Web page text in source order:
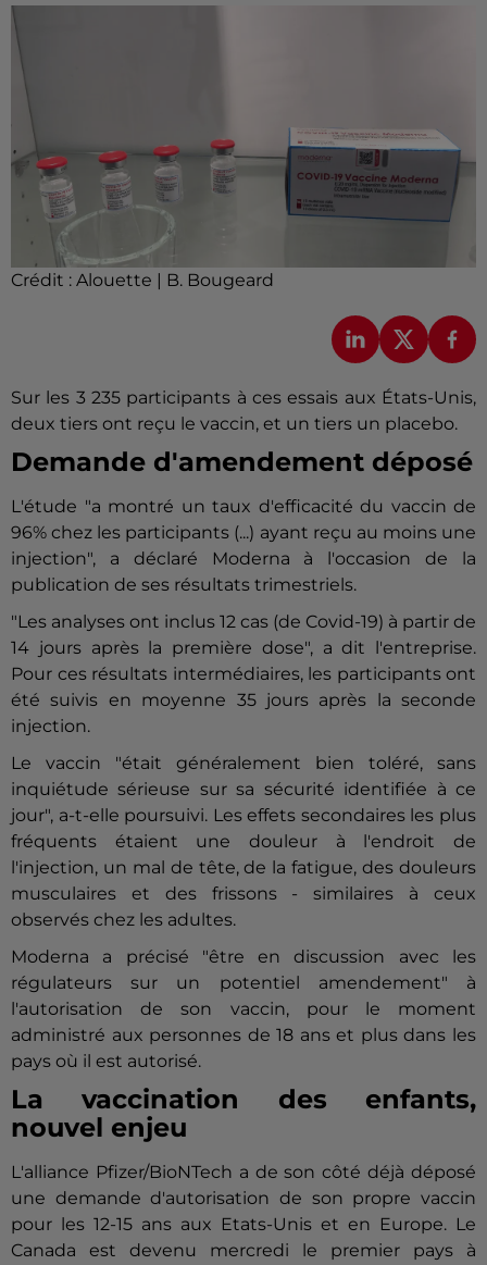
Crédit : Alouette | B. Bougeard
Sur les 3 235 participants à ces essais aux États-Unis,
deux tiers ont reçu le vaccin, et un tiers un placebo.
Demande d'amendement déposé
L'étude "a montré un taux d'efficacité du vaccin de
96% chez les participants (...) ayant reçu au moins une
injection", a déclaré
Moderna
à l'occasion de la
publication de ses résultats trimestriels.
"Les analyses ont inclus 12 cas (de Covid-19) à partir de
14 jours après la première dose", a dit l'entreprise.
Pour ces résultats intermédiaires, les participants ont
été suivis en moyenne 35 jours après la seconde
injection.
Le vaccin "était généralement bien toléré, sans
inquiétude sérieuse sur sa sécurité identifiée à ce
jour", a-t-elle poursuivi. Les effets secondaires les plus
fréquents étaient une douleur à l'endroit de
l'injection, un mal de tête, de la fatigue, des douleurs
musculaires et des frissons - similaires à ceux
observés chez les adultes.
Moderna
a précisé "être en discussion avec les
régulateurs sur un potentiel amendement" à
l'autorisation de son vaccin, pour le moment
administré aux personnes de 18 ans et plus dans les
pays où il est autorisé.
La vaccination des enfants,
nouvel enjeu
L'alliance Pfizer/BioNTech a de son côté déjà déposé
une demande d'autorisation de son propre vaccin
pour les 12-15 ans aux Etats-Unis et en Europe. Le
Canada est devenu mercredi le premier pays à